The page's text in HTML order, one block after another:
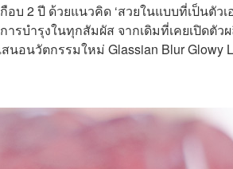
บ 2 ปี ด้วยแนวคิด ‘สวยในแบบที่เป็นตัวเ
บำรุงในทุกสัมผัส จากเดิมที่เคยเปิดตัว
นอนวัตกรรมใหม่ Glassian Blur Glowy